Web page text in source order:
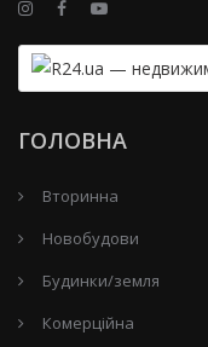
ГОЛОВНА
Вторинна
Новобудови
Будинки/земля
Комерційна